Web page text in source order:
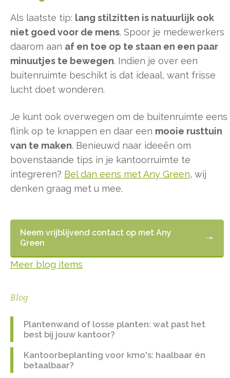
Als laatste tip: lang stilzitten is natuurlijk ook
niet goed voor de mens. Spoor je medewerkers
daarom aan af en toe op te staan en een paar
minuutjes te bewegen. Indien je over een
buitenruimte beschikt is dat ideaal, want frisse
lucht doet wonderen.
Je kunt ook overwegen om de buitenruimte eens
flink op te knappen en daar een mooie rusttuin
van te maken. Benieuwd naar ideeën om
bovenstaande tips in je kantoorruimte te
integreren? Bel dan eens met Any Green, wij
denken graag met u mee.
Neem vrijblijvend contact op met Any
Green
Meer blog items
Blog
Plantenwand of losse planten: wat past het
best bij jouw kantoor?
Kantoorbeplanting voor kmo's: haalbaar én
betaalbaar?